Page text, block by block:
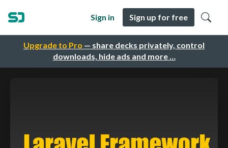
Upgrade to Pro — share decks privately, control
downloads, hide ads and more …
Sign in Sign up for free